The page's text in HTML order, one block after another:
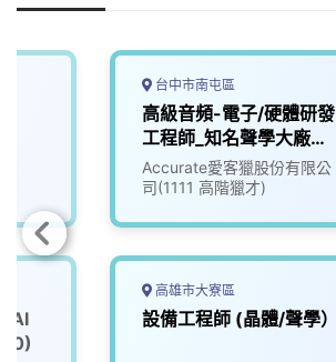
k n k
AI
台中市南屯區
高級音頻-電子/硬體研發
工程師_知名聲學大廠
(3007662)
Accurate愛客獵股份有限公
司(1111 高階獵才)
高雄市大寮區
設備工程師 (晶體/聲學）